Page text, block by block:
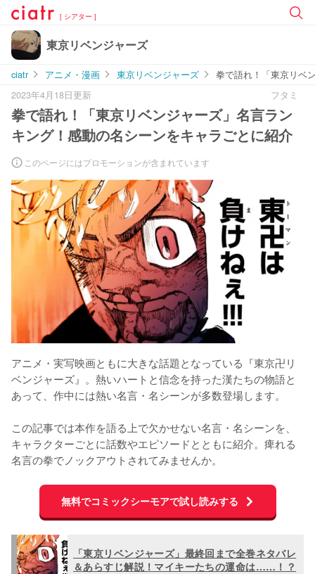
[ シアター ]
東京リベンジャーズ
ciatr アニメ・漫画 東京リベンジャーズ
拳で語れ！「東京リベ
2023年4月18日更新
フタミ
拳で語れ！「東京リベンジャーズ」名言ラン
キング！感動の名シーンをキャラごとに紹介
このページにはプロモーションが含まれています
アニメ・実写映画ともに大きな話題となっている『東京卍リ
ベンジャーズ』。熱いハートと信念を持った漢たちの物語と
あって、作中には熱い名言・名シーンが多数登場します。
この記事では本作を語る上で欠かせない名言・名シーンを、
キャラクターごとに話数やエピソードとともに紹介。痺れる
名言の拳でノックアウトされてみませんか。
無料でコミックシーモアで試し読みする
「東京リベンジャーズ」最終回まで全巻ネタバレ
＆あらすじ解説！マイキーたちの運命は……！？